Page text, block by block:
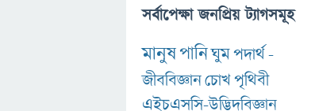
সর্বাপেক্ষা জনপ্রিয় ট্যাগসমূহ
মানুষপানিঘুমপদার্থ-
জীববিজ্ঞানচোখপৃথিবী
এইচএসসি-উদ্ভিদবিজ্ঞান